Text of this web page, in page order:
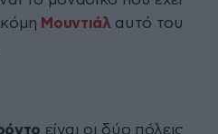
Μουντιάλ αυτό του
είναι οι δύο πόλεις